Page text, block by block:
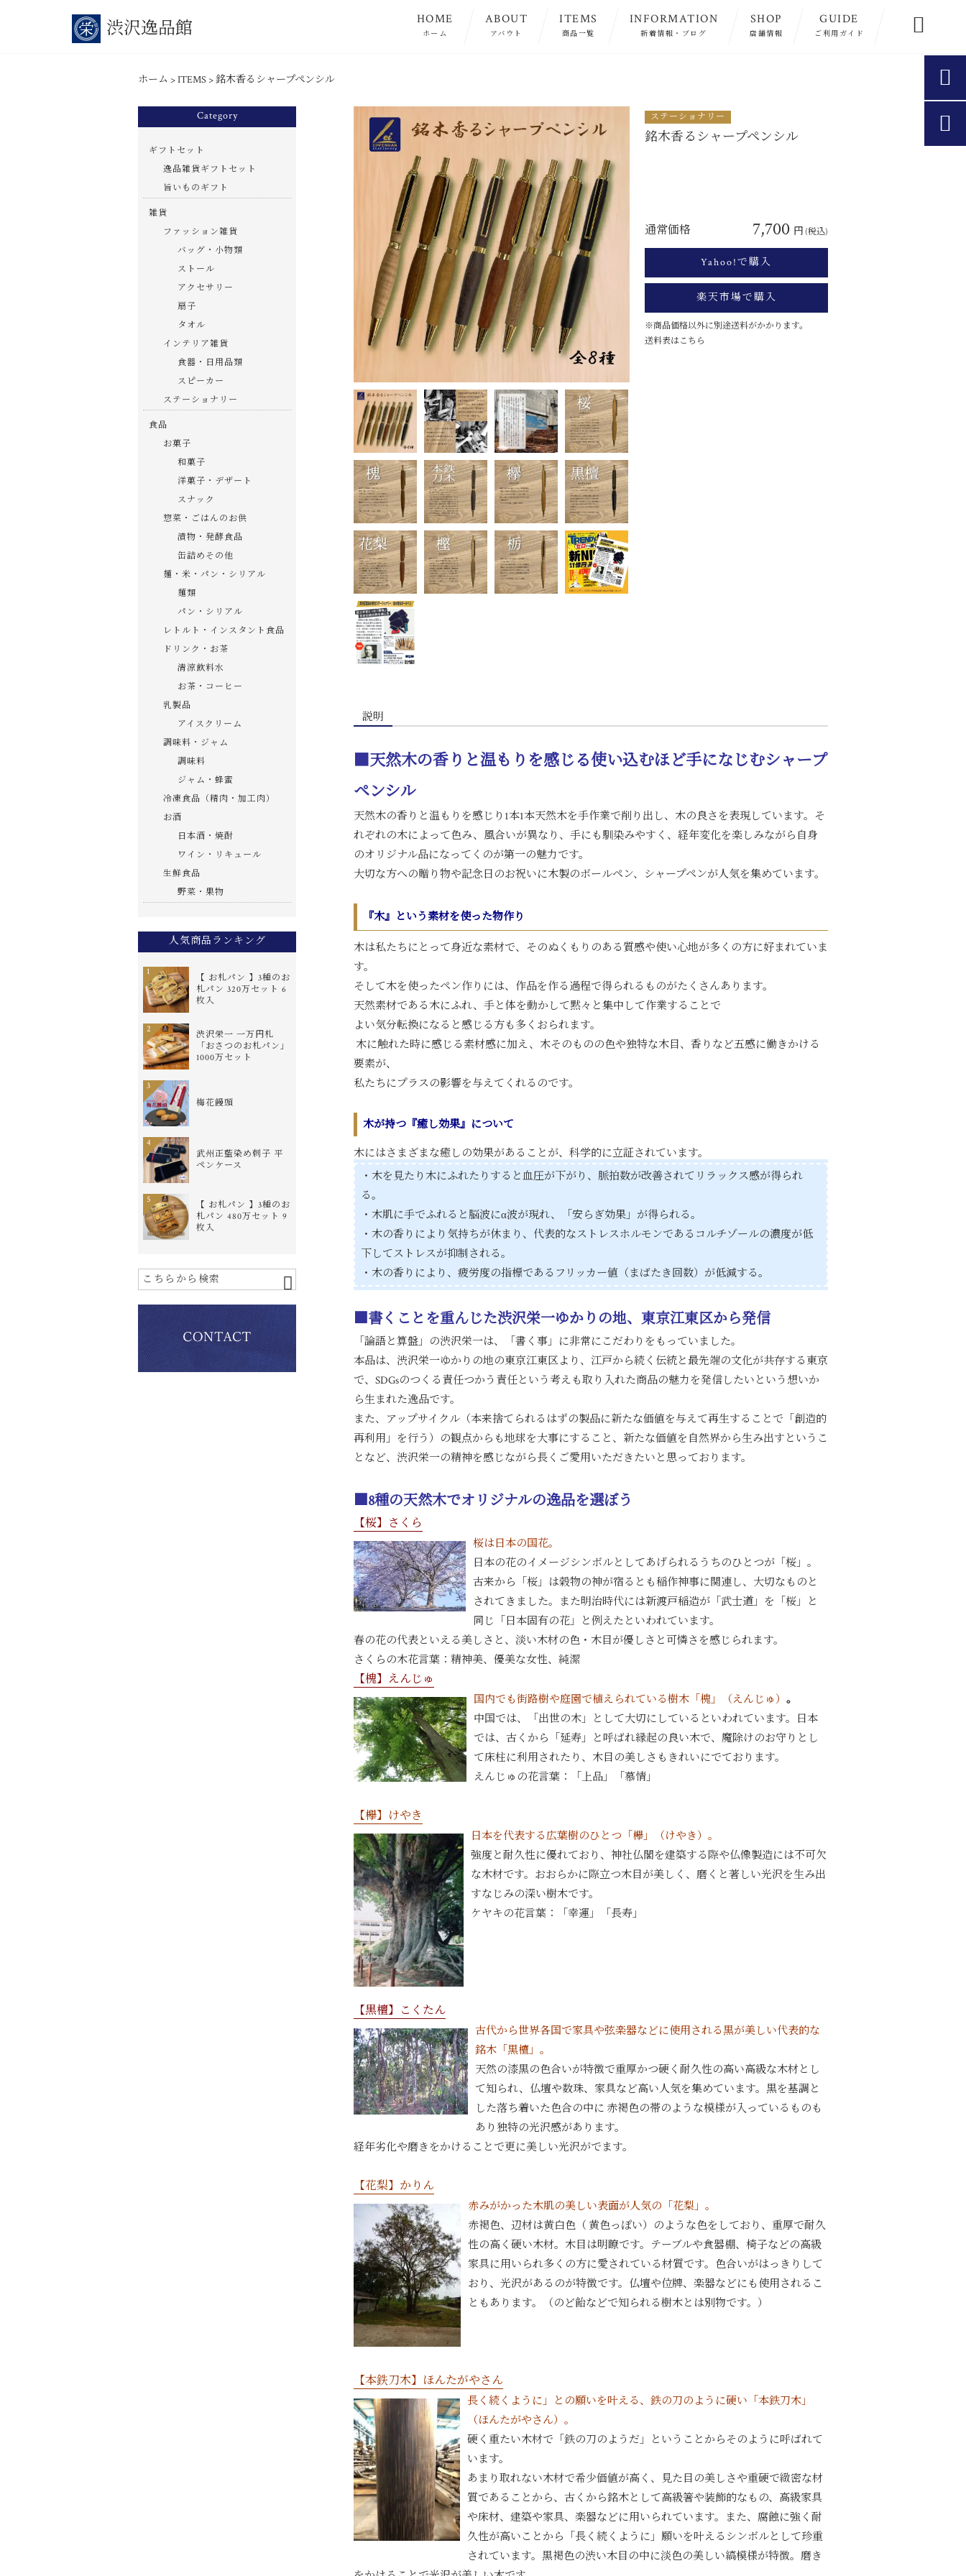
渋沢逸品館 HOME
ホーム
ABOUT
アバウト
ITEMS
商品一覧
INFORMATION
新着情報・ブログ
SHOP
店舗情報
GUIDE
ご利用ガイド 
ホーム >ITEMS >銘木香るシャープペンシル
ステーショナリー
銘木香るシャープペンシル
通常価格 7,700 円 (税込)
Yahoo!で購入
楽天市場で購入
※商品価格以外に別途送料がかかります。
送料表はこちら
説明
■天然木の香りと温もりを感じる使い込むほど手になじむシャープ
ペンシル
天然木の香りと温もりを感じり1本1本天然木を手作業で削り出し、木の良さを表現しています。そ
れぞれの木によって色み、風合いが異なり、手にも馴染みやすく、経年変化を楽しみながら自身
のオリジナル品になってくのが第一の魅力です。
大切な方への贈り物や記念日のお祝いに木製のボールペン、シャープペンが人気を集めています。
『木』という素材を使った物作り
木は私たちにとって身近な素材で、そのぬくもりのある質感や使い心地が多くの方に好まれていま
す。
そして木を使ったペン作りには、作品を作る過程で得られるものがたくさんあります。
天然素材である木にふれ、手と体を動かして黙々と集中して作業することで
よい気分転換になると感じる方も多くおられます。
木に触れた時に感じる素材感に加え、木そのものの色や独特な木目、香りなど五感に働きかける
要素が、
私たちにプラスの影響を与えてくれるのです。
木が持つ『癒し効果』について
木にはさまざまな癒しの効果があることが、科学的に立証されています。
・木を見たり木にふれたりすると血圧が下がり、脈拍数が改善されてリラックス感が得られ
る。
・木肌に手でふれると脳波にα波が現れ、「安らぎ効果」が得られる。
・木の香りにより気持ちが休まり、代表的なストレスホルモンであるコルチゾールの濃度が低
下してストレスが抑制される。
・木の香りにより、疲労度の指標であるフリッカー値（まばたき回数）が低減する。
■書くことを重んじた渋沢栄一ゆかりの地、東京江東区から発信
「論語と算盤」の渋沢栄一は、「書く事」に非常にこだわりをもっていました。
本品は、渋沢栄一ゆかりの地の東京江東区より、江戸から続く伝統と最先端の文化が共存する東京
で、SDGsのつくる責任つかう責任という考えも取り入れた商品の魅力を発信したいという想いか
ら生まれた逸品です。
また、アップサイクル（本来捨てられるはずの製品に新たな価値を与えて再生することで「創造的
再利用」を行う）の観点からも地球を大事にすること、新たな価値を自然界から生み出すというこ
となど、渋沢栄一の精神を感じながら長くご愛用いただきたいと思っております。
■8種の天然木でオリジナルの逸品を選ぼう
【桜】さくら
桜は日本の国花。
日本の花のイメージシンボルとしてあげられるうちのひとつが「桜」。
古来から「桜」は穀物の神が宿るとも稲作神事に関連し、大切なものと
されてきました。また明治時代には新渡戸稲造が「武士道」を「桜」と
同じ「日本固有の花」と例えたといわれています。
春の花の代表といえる美しさと、淡い木材の色・木目が優しさと可憐さを感じられます。
さくらの木花言葉：精神美、優美な女性、純潔
【槐】えんじゅ
国内でも街路樹や庭園で植えられている樹木「槐」（えんじゅ） 。
中国では、「出世の木」として大切にしているといわれています。日本
では、古くから「延寿」と呼ばれ縁起の良い木で、魔除けのお守りとし
て床柱に利用されたり、木目の美しさもきれいにでております。
えんじゅの花言葉：「上品」「慕情」
【欅】けやき
日本を代表する広葉樹のひとつ「欅」（けやき）。
強度と耐久性に優れており、神社仏閣を建築する際や仏像製造には不可欠
な木材です。おおらかに際立つ木目が美しく、磨くと著しい光沢を生み出
すなじみの深い樹木です。
ケヤキの花言葉：「幸運」「長寿」
【黒檀】こくたん
古代から世界各国で家具や弦楽器などに使用される黒が美しい代表的な
銘木「黒檀」。
天然の漆黒の色合いが特徴で重厚かつ硬く耐久性の高い高級な木材とし
て知られ、仏壇や数珠、家具など高い人気を集めています。黒を基調と
した落ち着いた色合の中に 赤褐色の帯のような模様が入っているものも
あり独特の光沢感があります。
経年劣化や磨きをかけることで更に美しい光沢がでます。
【花梨】かりん
赤みがかった木肌の美しい表面が人気の「花梨」 。
赤褐色、辺材は黄白色（ 黄色っぽい）のような色をしており、重厚で耐久
性の高く硬い木材。木目は明瞭です。テーブルや食器棚、椅子などの高級
家具に用いられ多くの方に愛されている材質です。色合いがはっきりして
おり、光沢があるのが特徴です。仏壇や位牌、楽器などにも使用されるこ
ともあります。（のど飴などで知られる樹木とは別物です。）
【本鉄刀木】ほんたがやさん
長く続くように」との願いを叶える、鉄の刀のように硬い「本鉄刀木」
（ほんたがやさん）。
硬く重たい木材で「鉄の刀のようだ」ということからそのように呼ばれて
います。
あまり取れない木材で希少価値が高く、見た目の美しさや重硬で緻密な材
質であることから、古くから銘木として高級箸や装飾的なもの、高級家具
や床材、建築や家具、楽器などに用いられています。また、腐蝕に強く耐
久性が高いことから「長く続くように」願いを叶えるシンボルとして珍重
されています。黒褐色の渋い木目の中に淡色の美しい縞模様が特徴。磨き
Category
ギフトセット
逸品雑貨ギフトセット
旨いものギフト
雑貨
ファッション雑貨
バッグ・小物類
ストール
アクセサリー
扇子
タオル
インテリア雑貨
食器・日用品類
スピーカー
ステーショナリー
食品
お菓子
和菓子
洋菓子・デザート
スナック
惣菜・ごはんのお供
漬物・発酵食品
缶詰めその他
麺・米・パン・シリアル
麺類
パン・シリアル
レトルト・インスタント食品
ドリンク・お茶
清涼飲料水
お茶・コーヒー
乳製品
アイスクリーム
調味料・ジャム
調味料
ジャム・蜂蜜
冷凍食品（精肉・加工肉）
お酒
日本酒・焼酎
ワイン・リキュール
生鮮食品
野菜・果物
人気商品ランキング
【 お札パン 】3種のお
札パン 320万セット 6
枚入
1
渋沢栄一 一万円札
「おさつのお札パン」
1000万セット
2
梅花饅頭
3
武州正藍染め刺子 平
ペンケース
4
【 お札パン 】3種のお
札パン 480万セット 9
枚入
5

